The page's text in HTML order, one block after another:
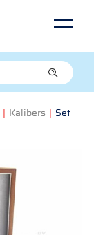
| Kalibers | Set